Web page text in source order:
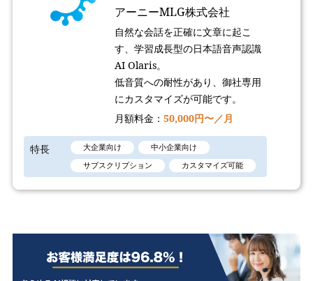
アーニーMLG株式会社
自然な会話を正確に文章に起こ
す、学習成長型の日本語音声認識
AI Olaris。
低音質への耐性があり、御社専用
にカスタマイズが可能です。
月額料金： 50,000円〜／月
特長 大企業向け
中小企業向け
サブスクリプション
カスタマイズ可能